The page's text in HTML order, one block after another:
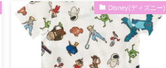
Disney(ディズニー)